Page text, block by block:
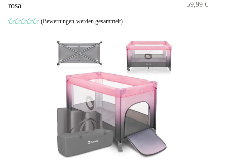
rosa
(Bewertungen werden gesammelt)
59,99 €